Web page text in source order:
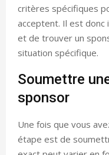
critères spécifiques
acceptent. Il est
et de trouver un
situation spécifique.
Soumettre
sponsor
Une fois que vous
étape est de